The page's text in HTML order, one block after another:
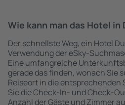
Wie kann man das Hotel in
Der schnellste Weg, ein Hotel
Verwendung der eSky-
Eine umfangreiche
gerade das finden, wonach Sie
Reiseort in die entsprechenden
Sie die Check-In- und Check-
Anzahl der Gäste und Zimmer